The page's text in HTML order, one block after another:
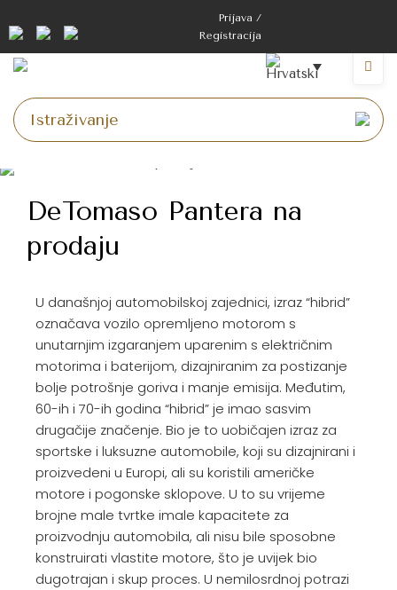
Prijava /
Registracija
DeTomaso Pantera na
prodaju
U današnjoj automobilskoj zajednici, izraz “hibrid”
označava vozilo opremljeno motorom s
unutarnjim izgaranjem uparenim s električnim
motorima i baterijom, dizajniranim za postizanje
bolje potrošnje goriva i manje emisija. Međutim,
60-ih i 70-ih godina “hibrid” je imao sasvim
drugačije značenje. Bio je to uobičajen izraz za
sportske i luksuzne automobile, koji su dizajnirani i
proizvedeni u Europi, ali su koristili američke
motore i pogonske sklopove. U to su vrijeme
brojne male tvrtke imale kapacitete za
proizvodnju automobila, ali nisu bile sposobne
konstruirati vlastite motore, što je uvijek bio
dugotrajan i skup proces. U nemilosrdnoj potrazi